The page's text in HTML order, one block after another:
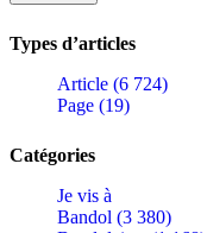
Types d’articles
Article (6 724)
Page (19)
Catégories
Je vis à
Bandol (3 380)